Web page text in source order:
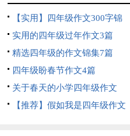
【实用】四年级作文300字锦
集5篇
实用的四年级过年作文3篇
精选四年级的作文锦集7篇
四年级盼春节作文4篇
关于春天的小学四年级作文
400字8篇
【推荐】假如我是四年级作文